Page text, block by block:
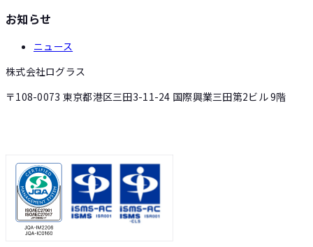
お知らせ
ニュース
株式会社ログラス
〒108-0073 東京都港区三田3-11-24 国際興業三田第2ビル 9階